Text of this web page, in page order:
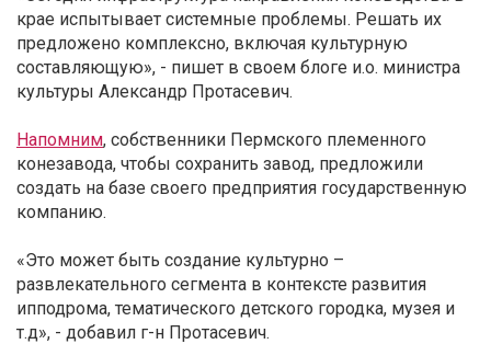
крае испытывает системные проблемы. Решать их
предложено комплексно, включая культурную
составляющую», - пишет в своем блоге и.о. министра
культуры Александр Протасевич.
Напомним, собственники Пермского племенного
конезавода, чтобы сохранить завод, предложили
создать на базе своего предприятия государственную
компанию.
«Это может быть создание культурно –
развлекательного сегмента в контексте развития
ипподрома, тематического детского городка, музея и
т.д», - добавил г-н Протасевич.